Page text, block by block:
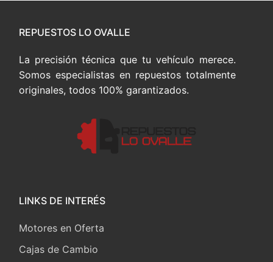
REPUESTOS LO OVALLE
La precisión técnica que tu vehículo merece.
Somos especialistas en repuestos totalmente
originales, todos 100% garantizados.
LINKS DE INTERÉS
Motores en Oferta
Cajas de Cambio